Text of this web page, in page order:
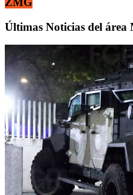
Últimas Noticias del área